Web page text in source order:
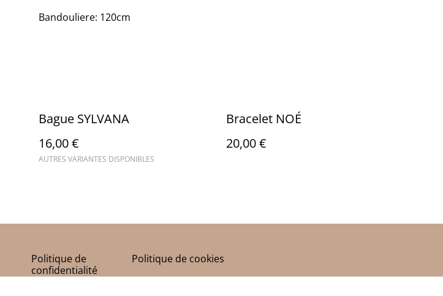
Bandouliere: 120cm
Bague SYLVANA
16,00 €
AUTRES VARIANTES DISPONIBLES
Bracelet NOÉ
20,00 €
Politique de
confidentialité
Politique de cookies